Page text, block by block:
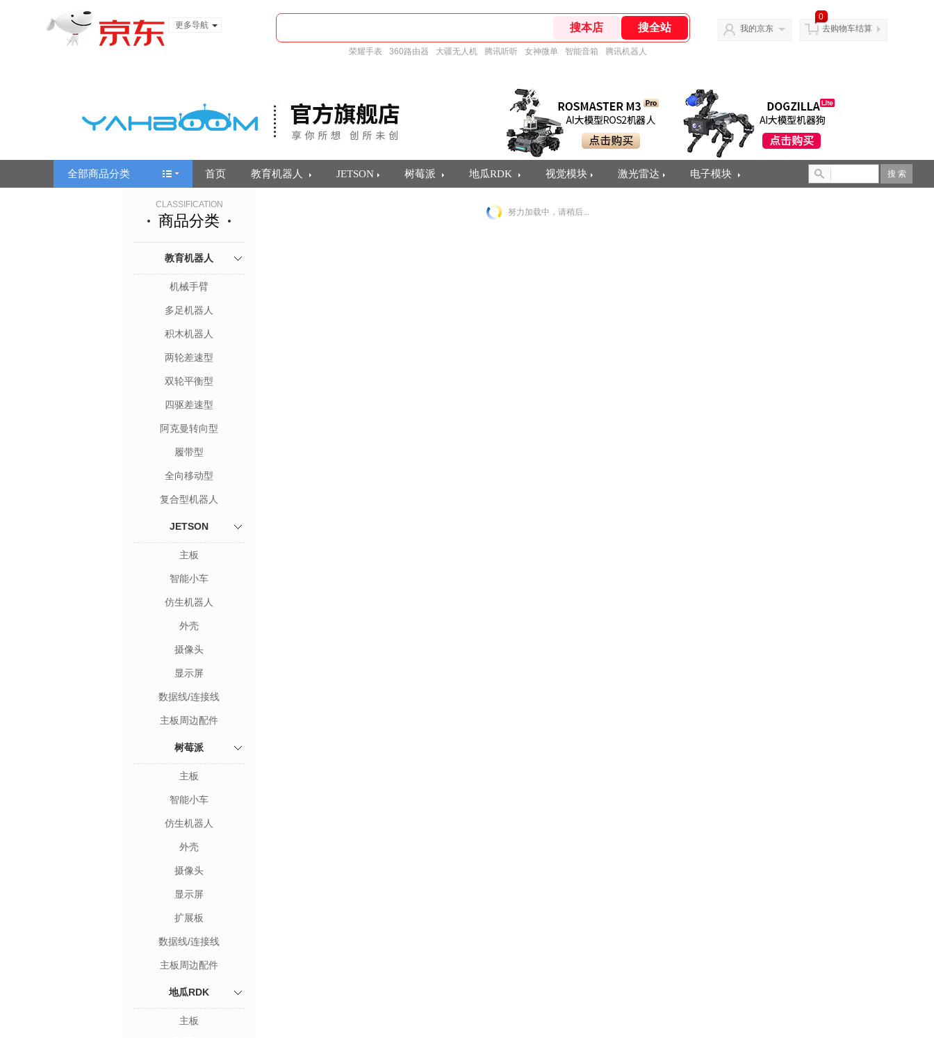
更多导航
荣耀手表 360路由器 大疆无人机 腾讯听听 女神微单 智能音箱 腾讯机器人
我的京东
0
去购物车结算
搜 索
全部商品分类 首页 教育机器人 JETSON 树莓派 地瓜RDK 视觉模块 激光雷达 电子模块
CLASSIFICATION
商品分类
教育机器人
机械手臂
多足机器人
积木机器人
两轮差速型
双轮平衡型
四驱差速型
阿克曼转向型
履带型
全向移动型
复合型机器人
JETSON
主板
智能小车
仿生机器人
外壳
摄像头
显示屏
数据线/连接线
主板周边配件
树莓派
主板
智能小车
仿生机器人
外壳
摄像头
显示屏
扩展板
数据线/连接线
主板周边配件
地瓜RDK
主板
努力加载中，请稍后...